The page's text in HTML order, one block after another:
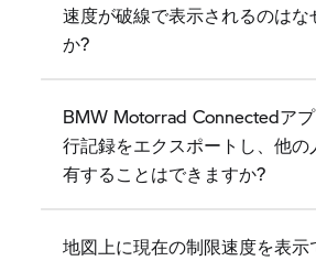
速度が破線で表示されるのはな
か?
BMW Motorrad Connectedア
行記録をエクスポートし、他の
有することはできますか?
地図上に現在の制限速度を表示